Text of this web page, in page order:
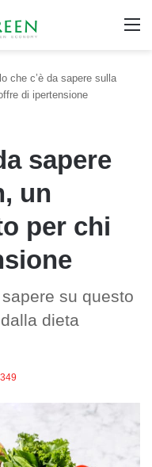
che c’è da sapere sulla
di ipertensione
sapere
un
per chi
su questo
dieta